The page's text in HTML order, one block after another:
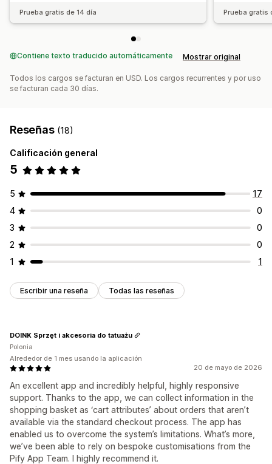
Prueba gratis de 14 día Prueba gratis
Contiene texto traducido automáticamente Mostrar original
Todos los cargos se facturan en USD. Los cargos recurrentes y por uso
se facturan cada 30 días.
Reseñas (18)
Calificación general
5
5
17
4
0
3
0
2
0
1
1
Escribir una reseña Todas las reseñas
20 de mayo de 2026
An excellent app and incredibly helpful, highly responsive
support. Thanks to the app, we can collect information in the
shopping basket as ‘cart attributes’ about orders that aren’t
available via the standard checkout process. The app has
enabled us to overcome the system’s limitations. What’s more,
we’ve been able to rely on bespoke customisations from the
Pify App Team. I highly recommend it.
DOINK Sprzęt i akcesoria do tatuażu
Polonia
Alrededor de 1 mes usando la aplicación